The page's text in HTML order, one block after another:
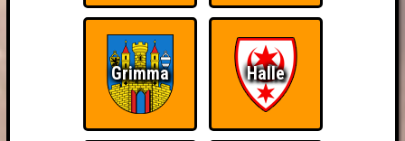
Grimma Halle